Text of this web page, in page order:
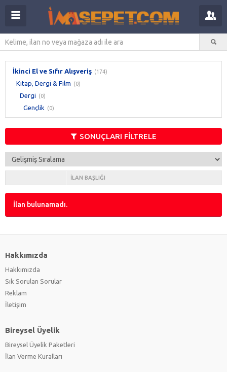
İkinci El ve Sıfır Alışveriş (174)
Kitap, Dergi & Film (0)
Dergi (0)
Gençlik (0)
SONUÇLARI FİLTRELE
İLAN BAŞLIĞI
İlan bulunamadı.
Hakkımızda
Hakkımızda
Sık Sorulan Sorular
Reklam
İletişim
Bireysel Üyelik
Bireysel Üyelik Paketleri
İlan Verme Kuralları